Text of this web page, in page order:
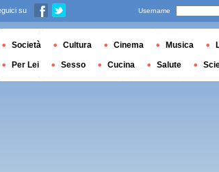
su Username
Società Cultura Cinema Musica
Per Lei Sesso Cucina Salute